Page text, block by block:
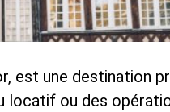
est une destination
ou des